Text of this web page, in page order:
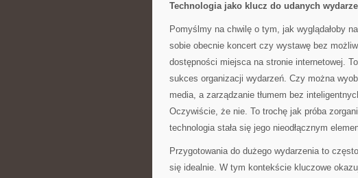
Technologia jako klucz do udanych
Pomyślmy na chwilę o tym, jak wyglądałoby
sobie obecnie koncert czy wystawę bez
dostępności miejsca na stronie internetowej.
sukces organizacji wydarzeń. Czy można
media, a zarządzanie tłumem bez
Oczywiście, że nie. To trochę jak próba
technologia stała się jego nieodłącznym
Przygotowania do dużego wydarzenia to
się idealnie. W tym kontekście kluczowe